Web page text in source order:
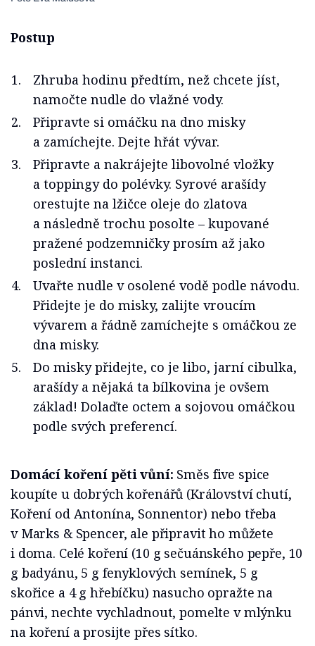
Postup
Zhruba hodinu předtím, než chcete jíst,
namočte nudle do vlažné vody.
Připravte si omáčku na dno misky
a zamíchejte. Dejte hřát vývar.
Připravte a nakrájejte libovolné vložky
a toppingy do polévky. Syrové arašídy
orestujte na lžičce oleje do zlatova
a následně trochu posolte – kupované
pražené podzemničky prosím až jako
poslední instanci.
Uvařte nudle v osolené vodě podle návodu.
Přidejte je do misky, zalijte vroucím
vývarem a řádně zamíchejte s omáčkou ze
dna misky.
Do misky přidejte, co je libo, jarní cibulka,
arašídy a nějaká ta bílkovina je ovšem
základ! Dolaďte octem a sojovou omáčkou
podle svých preferencí.
Domácí koření pěti vůní: Směs five spice
koupíte u dobrých kořenářů (Království chutí,
Koření od Antonína, Sonnentor) nebo třeba
v Marks & Spencer, ale připravit ho můžete
i doma. Celé koření (10 g sečuánského pepře, 10
g badyánu, 5 g fenyklových semínek, 5 g
skořice a 4 g hřebíčku) nasucho opražte na
pánvi, nechte vychladnout, pomelte v mlýnku
na koření a prosijte přes sítko.